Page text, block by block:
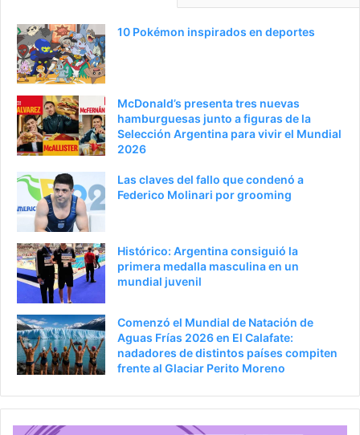
10 Pokémon inspirados en deportes
McDonald’s presenta tres nuevas
hamburguesas junto a figuras de la
Selección Argentina para vivir el Mundial
2026
Las claves del fallo que condenó a
Federico Molinari por grooming
Histórico: Argentina consiguió la
primera medalla masculina en un
mundial juvenil
Comenzó el Mundial de Natación de
Aguas Frías 2026 en El Calafate:
nadadores de distintos países compiten
frente al Glaciar Perito Moreno